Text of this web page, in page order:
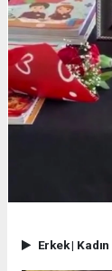
Erkek| Kadın